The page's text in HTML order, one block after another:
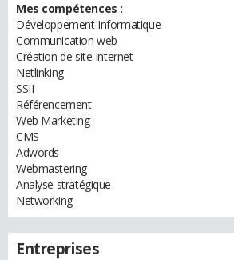
Mes compétences :
Développement Informatique
Communication web
Création de site Internet
Netlinking
SSII
Référencement
Web Marketing
CMS
Adwords
Webmastering
Analyse stratégique
Networking
Entreprises